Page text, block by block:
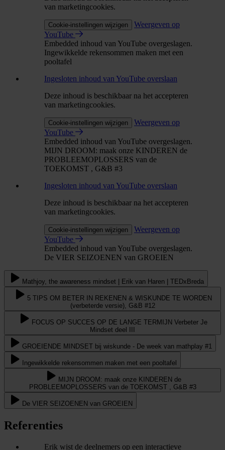
van marketingcookies.
Cookie-instellingen wijzigen
Weergeven op
YouTube
Embedded inhoud van YouTube overgeslagen.
Ingewikkelde rekensommen maken met een
pooltafel
Ingesloten inhoud van YouTube overslaan
Deze inhoud is beschikbaar na het accepteren
van marketingcookies.
Cookie-instellingen wijzigen
Weergeven op
YouTube
Embedded inhoud van YouTube overgeslagen.
MIJN DROOM: maak onze KINDEREN de
PROBLEEMOPLOSSERS van de
TOEKOMST , G&B #3
Ingesloten inhoud van YouTube overslaan
Deze inhoud is beschikbaar na het accepteren
van marketingcookies.
Cookie-instellingen wijzigen
Weergeven op
YouTube
Embedded inhoud van YouTube overgeslagen.
De VIER SEIZOENEN van GROEIEN
Mathjoy, the awareness mindset | Erik van Haren | TEDxBreda
5 TIPS OM BETER IN REKENEN & WISKUNDE TE WORDEN
(verbeterde versie), G&B #12
FOCUS OP SUCCES OP DE LANGE TERMIJN Verbeter Je
Mindset deel III
GROEIENDE MINDSET bij wiskunde - De week van mathplay #1
Ingewikkelde rekensommen maken met een pooltafel
MIJN DROOM: maak onze KINDEREN de
PROBLEEMOPLOSSERS van de TOEKOMST , G&B #3
De VIER SEIZOENEN van GROEIEN
Referenties
Erik wist de deelnemers op een interactieve